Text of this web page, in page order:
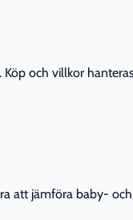
och villkor
att jämföra baby-